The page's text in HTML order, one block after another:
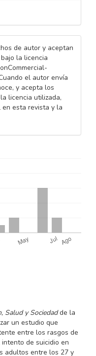
de autor y aceptan
la licencia
el autor envía
y acepta los
licencia utilizada,
esta revista y la
Salud y Sociedadde la
un estudio que
entre los rasgos de
de suicidio en
adultos entre los 27 y